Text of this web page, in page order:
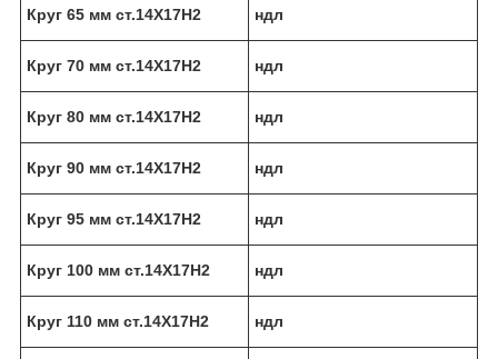
Круг 65 мм ст.14Х17Н2 ндл
Круг 70 мм ст.14Х17Н2 ндл
Круг 80 мм ст.14Х17Н2 ндл
Круг 90 мм ст.14Х17Н2 ндл
Круг 95 мм ст.14Х17Н2 ндл
Круг 100 мм ст.14Х17Н2 ндл
Круг 110 мм ст.14Х17Н2 ндл